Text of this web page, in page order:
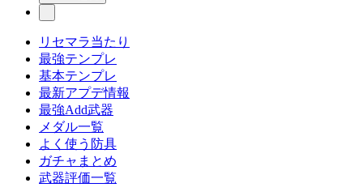
リセマラ当たり
最強テンプレ
基本テンプレ
最新アプデ情報
最強Add武器
メダル一覧
よく使う防具
ガチャまとめ
武器評価一覧